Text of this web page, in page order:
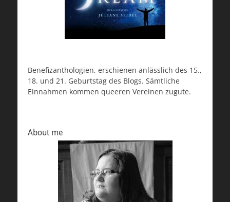
Benefizanthologien, erschienen anlässlich des 15.,
18. und 21. Geburtstag des Blogs. Sämtliche
Einnahmen kommen queeren Vereinen zugute.
About me